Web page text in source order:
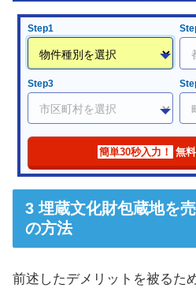
Step1
Step3
簡単30秒入力！ 無
埋蔵文化財包蔵地を
の方法
前述したデメリットを被るた